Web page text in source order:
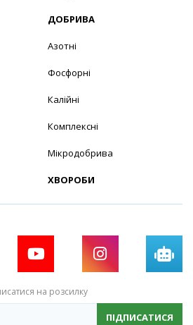
ДОБРИВА
Азотні
Фосфорні
Калійні
Комплексні
Мікродобрива
ХВОРОБИ
на розсилку
ПІДПИСАТИСЯ